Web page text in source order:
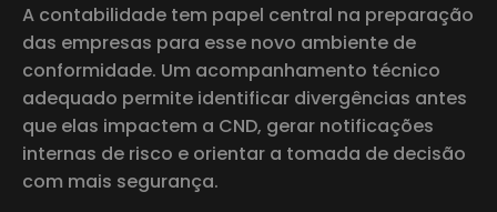
A contabilidade tem papel central na preparação
das empresas para esse novo ambiente de
conformidade. Um acompanhamento técnico
adequado permite identificar divergências antes
que elas impactem a CND, gerar notificações
internas de risco e orientar a tomada de decisão
com mais segurança.